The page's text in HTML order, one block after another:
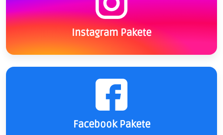
Instagram Pakete
Facebook Pakete